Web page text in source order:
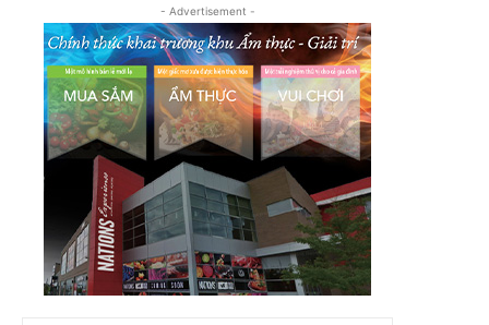
- Advertisement -